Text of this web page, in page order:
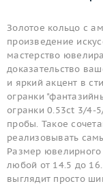
Золотое кольцо с
произведение
мастерство
доказательство
и яркий акцент в
огранки
огранки 0.53ct 3/4-
пробы. Такое
реализовывать
Размер
любой от 14.5 до
выглядит просто